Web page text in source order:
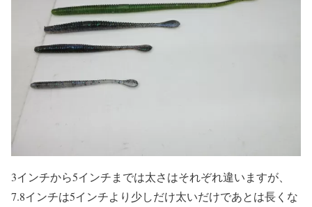
3インチから5インチまでは太さはそれぞれ違いますが、
7.8インチは5インチより少しだけ太いだけであとは長くな